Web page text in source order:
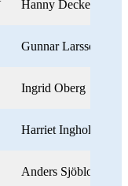
Hanny Deckert
Gunnar Larsson
Ingrid Oberg
Harriet Ingholm
Anders Sjöblom